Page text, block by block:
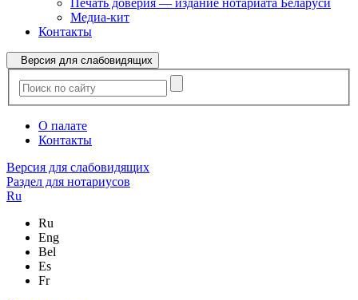
Печать доверия — издание нотариата Беларуси
Медиа-кит
Контакты
Версия для слабовидящих
О палате
Контакты
Версия для слабовидящих
Раздел для нотариусов
Ru
Ru
Eng
Bel
Es
Fr